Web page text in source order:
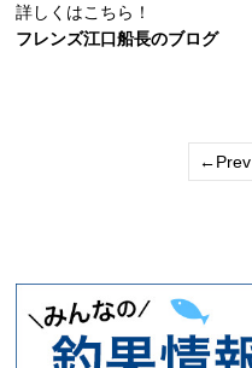
詳しくはこちら！
フレンズ江口船長のブログ
←Prev